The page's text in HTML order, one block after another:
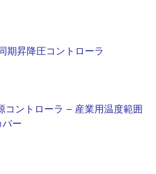
期昇降圧コントローラ
コントローラ – 産業用温度範囲
ー